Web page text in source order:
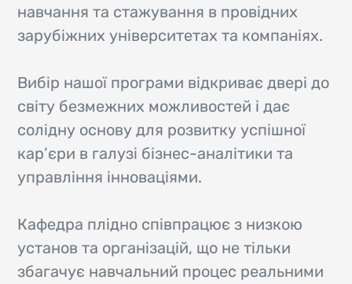
навчання та стажування в провідних
зарубіжних університетах та компаніях.
Вибір нашої програми відкриває двері до
світу безмежних можливостей і дає
солідну основу для розвитку успішної
кар’єри в галузі бізнес-аналітики та
управління інноваціями.
Кафедра плідно співпрацює з низкою
установ та організацій, що не тільки
збагачує навчальний процес реальними